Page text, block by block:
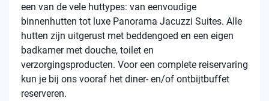
een van de vele huttypes: van eenvoudige
binnenhutten tot luxe Panorama Jacuzzi Suites. Alle
hutten zijn uitgerust met beddengoed en een eigen
badkamer met douche, toilet en
verzorgingsproducten. Voor een complete reiservaring
kun je bij ons vooraf het diner- en/of ontbijtbuffet
reserveren.